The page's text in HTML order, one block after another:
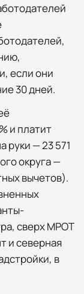
если они
30 дней.
и платит
руки —23 571
округа —
вычетов).
сверх МРОТ
и северная
в